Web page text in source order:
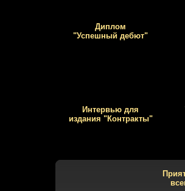
Диплом
"Успешный дебют"
Интервью для
издания "Контракты"